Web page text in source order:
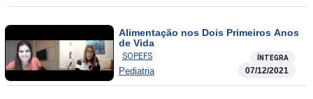
Alimentação nos Dois Primeiros Anos
de Vida
SOPEFS ÍNTEGRA
Pediatria 07/12/2021